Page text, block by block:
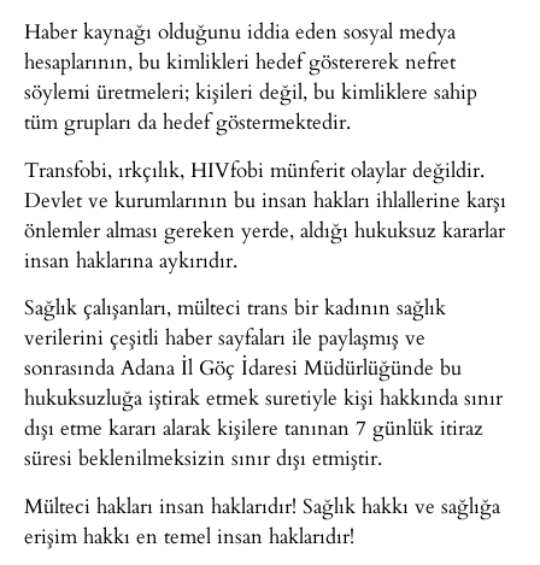
Haber kaynağı olduğunu iddia eden sosyal medya
hesaplarının, bu kimlikleri hedef göstererek nefret
söylemi üretmeleri; kişileri değil, bu kimliklere sahip
tüm grupları da hedef göstermektedir.
Transfobi, ırkçılık, HIVfobi münferit olaylar değildir.
Devlet ve kurumlarının bu insan hakları ihlallerine karşı
önlemler alması gereken yerde, aldığı hukuksuz kararlar
insan haklarına aykırıdır.
Sağlık çalışanları, mülteci trans bir kadının sağlık
verilerini çeşitli haber sayfaları ile paylaşmış ve
sonrasında Adana İl Göç İdaresi Müdürlüğünde bu
hukuksuzluğa iştirak etmek suretiyle kişi hakkında sınır
dışı etme kararı alarak kişilere tanınan 7 günlük itiraz
süresi beklenilmeksizin sınır dışı etmiştir.
Mülteci hakları insan haklarıdır! Sağlık hakkı ve sağlığa
erişim hakkı en temel insan haklarıdır!